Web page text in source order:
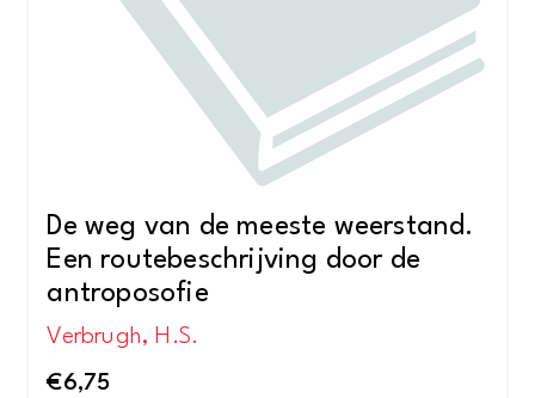
De weg van de meeste weerstand.
Een routebeschrijving door de
antroposofie
Verbrugh, H.S.
€6,75